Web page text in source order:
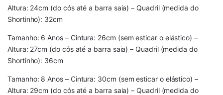
Altura: 24cm (do cós até a barra saia) – Quadril (medida do
Shortinho): 32cm
Tamanho: 6 Anos – Cintura: 26cm (sem esticar o elástico) –
Altura: 27cm (do cós até a barra saia) – Quadril (medida do
Shortinho): 36cm
Tamanho: 8 Anos – Cintura: 30cm (sem esticar o elástico) –
Altura: 29cm (do cós até a barra saia) – Quadril (medida do